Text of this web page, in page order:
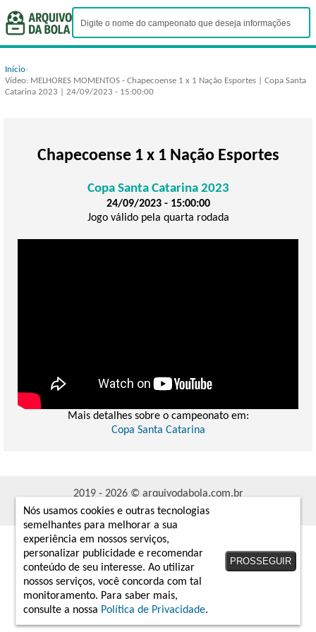
Início›
Vídeo: MELHORES MOMENTOS - Chapecoense 1 x 1 Nação Esportes | Copa Santa
Catarina 2023 | 24/09/2023 - 15:00:00
Chapecoense 1 x 1 Nação Esportes
Copa Santa Catarina 2023
24/09/2023 - 15:00:00
Jogo válido pela quarta rodada
Mais detalhes sobre o campeonato em:
Copa Santa Catarina
2019 - 2026 © arquivodabola.com.br
Twitter
Instagram Facebook
Nós usamos cookies e outras tecnologias
semelhantes para melhorar a sua
experiência em nossos serviços,
personalizar publicidade e recomendar
conteúdo de seu interesse. Ao utilizar
nossos serviços, você concorda com tal
monitoramento. Para saber mais,
consulte a nossa Política de Privacidade.
PROSSEGUIR